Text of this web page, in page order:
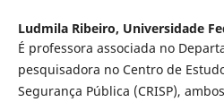
Ludmila Ribeiro, Universidade
É professora associada no
pesquisadora no Centro de
Segurança Pública (CRISP),